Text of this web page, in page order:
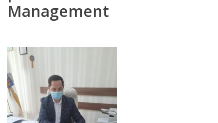
Strategia
Orarul
audienței
Managementul
instituției
Management